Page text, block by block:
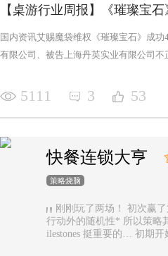
【桌游行业周报】《璀璨宝
国内资讯艾赐魔袋维权《璀璨宝石》成
有限公司、被告上海丹英实业有限公司
5111 3 53
快餐连锁大亨
策略烧脑
刚刚玩了两场！ 初次赢了第二次惨输… 这游戏重玩性很高… 主要是唯一的随机性是地图… 除了玩家
行动外的随机性* 所以策略其实需要跟着地图
ilestones 挺重要的… 初期